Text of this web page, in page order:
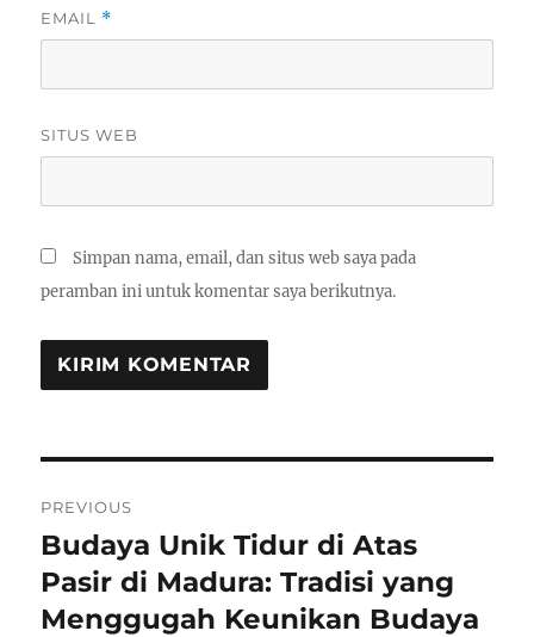
EMAIL *
SITUS WEB
Simpan nama, email, dan situs web saya pada
peramban ini untuk komentar saya berikutnya.
pos
PREVIOUS
Previous
post:
Budaya Unik Tidur di Atas
Pasir di Madura: Tradisi yang
Menggugah Keunikan Budaya